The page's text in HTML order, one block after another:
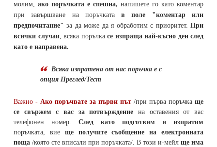
молим, ако поръчката е спешна, напишете го като коментар
при завършване на поръчкатав поле "коментар или
предпочитание" за да може да я обработим с приоритет. При
всички случаи, всяка поръчка се изпраща най-късно ден след
като е направена.
Всяка изпратена от нас поръчка е с
опция Преглед/Тест
Важно - Ако поръчвате за първи път /при първа поръчка ще
се свържем с вас за потвърждение на оставения от вас
телефонен номер. След като подготвим и изпратим
поръчката, вие ще получите съобщение на електронната
поща /която сте вписали при поръчката/. В този и-мейл ще има